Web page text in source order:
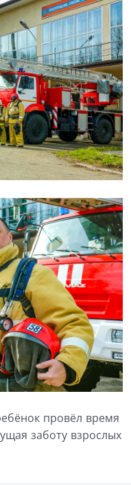
провёл время
заботу взрослых